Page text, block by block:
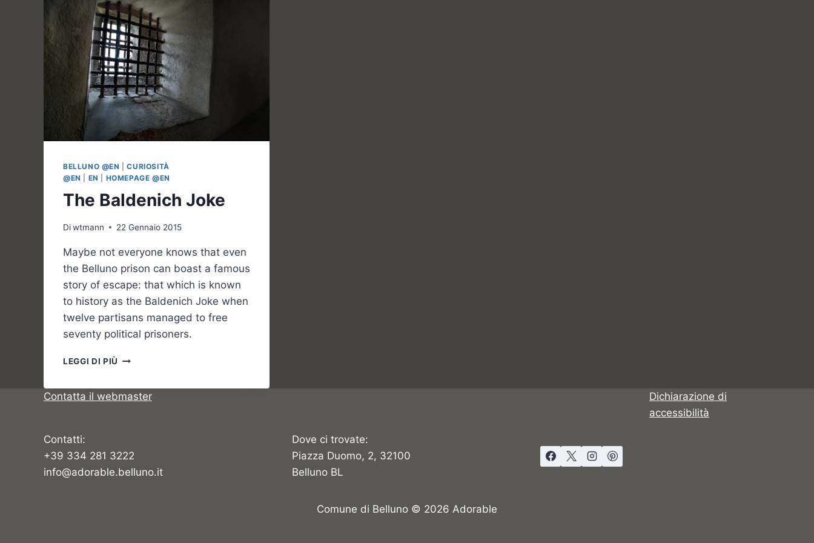
BELLUNO @EN |CURIOSITÀ
@EN
EN HOMEPAGE @EN
The Baldenich Joke
Diwtmann 22 Gennaio 2015
Maybe not everyone knows that even
the Belluno prison can boast a famous
story of escape: that which is known
to history as the Baldenich Joke when
twelve partisans managed to free
seventy political prisoners.
LEGGI DI PIÙ THE
Contatta il webmaster
Dichiarazione di
accessibilità
Contatti:
+39 334 281 3222
info@adorable.belluno.it
Dove ci trovate:
Piazza Duomo, 2, 32100
Belluno BL
Comune di Belluno © 2026 Adorable